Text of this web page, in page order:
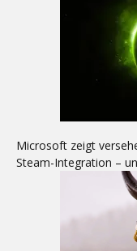
Microsoft zeigt
Steam-Integration –